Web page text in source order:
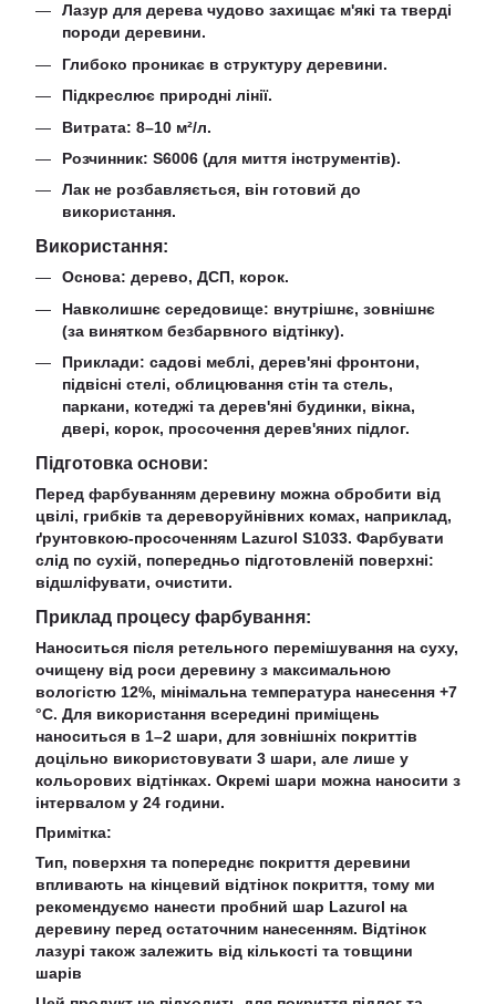
Лазур для дерева чудово захищає м'які та тверді
породи деревини.
Глибоко проникає в структуру деревини.
Підкреслює природні лінії.
Витрата: 8–10 м²/л.
Розчинник: S6006 (для миття інструментів).
Лак не розбавляється, він готовий до
використання.
Використання:
Основа: дерево, ДСП, корок.
Навколишнє середовище: внутрішнє, зовнішнє
(за винятком безбарвного відтінку).
Приклади: садові меблі, дерев'яні фронтони,
підвісні стелі, облицювання стін та стель,
паркани, котеджі та дерев'яні будинки, вікна,
двері, корок, просочення дерев'яних підлог.
Підготовка основи:
Перед фарбуванням деревину можна обробити від
цвілі, грибків та дереворуйнівних комах, наприклад,
ґрунтовкою-просоченням Lazurol S1033. Фарбувати
слід по сухій, попередньо підготовленій поверхні:
відшліфувати, очистити.
Приклад процесу фарбування:
Наноситься після ретельного перемішування на суху,
очищену від роси деревину з максимальною
вологістю 12%, мінімальна температура нанесення +7
°C. Для використання всередині приміщень
наноситься в 1–2 шари, для зовнішніх покриттів
доцільно використовувати 3 шари, але лише у
кольорових відтінках. Окремі шари можна наносити з
інтервалом у 24 години.
Примітка:
Тип, поверхня та попереднє покриття деревини
впливають на кінцевий відтінок покриття, тому ми
рекомендуємо нанести пробний шар Lazurol на
деревину перед остаточним нанесенням. Відтінок
лазурі також залежить від кількості та товщини
шарів